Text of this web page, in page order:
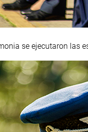
se ejecutaron las